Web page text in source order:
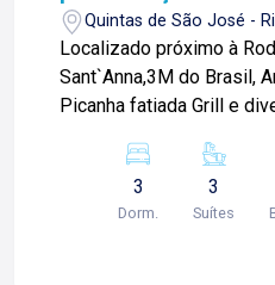
de São José
Quintas de São José -
Localizado próximo à
Sant`Anna,3M do Brasil,
Picanha fatiada Grill e
ambientes; -01 lavabo; -
varanda gourmet; -
-Área de serviço; -
3
Dorm.
3
Suítes